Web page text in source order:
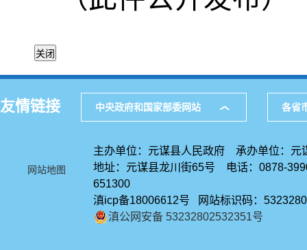
友情链接 中央政府和国家部委网站 各省
网站地图
主办单位：元谋县人民政府 承办单位：元
地址：元谋县龙川街65号 电话：0878-
651300
滇icp备18006612号 网站标识码：
滇公网安备 53232802532351号